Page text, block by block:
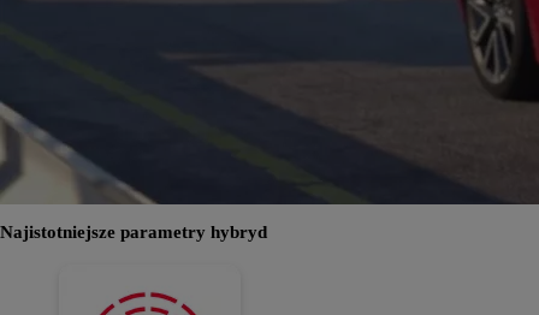
Najistotniejsze parametry hybryd